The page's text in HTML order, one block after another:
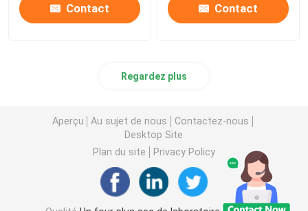
Contact Contact
Regardez plus
Aperçu Au sujet de nous
Contactez-nous
Desktop Site
Plan du site
Privacy Policy